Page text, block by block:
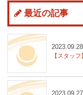
最近の記事
【スタッ
2023.09.28
2023.09.27